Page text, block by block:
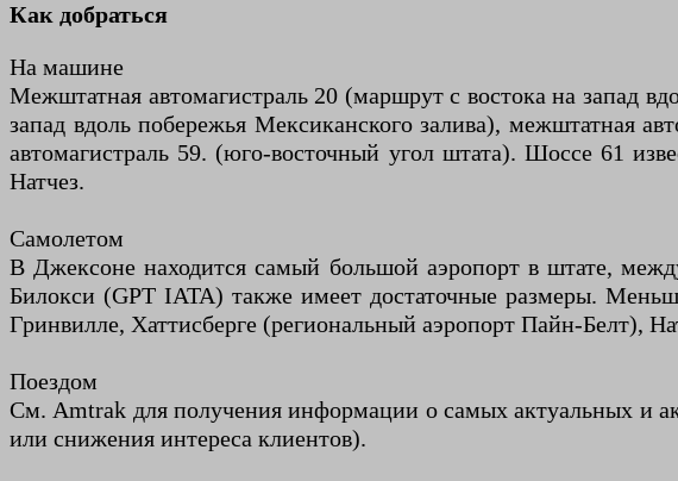
Как добраться
На машине
Межштатная автомагистраль 20 (маршрут с востока на запад
запад вдоль побережья Мексиканского залива), межштатная
автомагистраль 59. (юго-восточный угол штата). Шоссе 61
Натчез.
Самолетом
В Джексоне находится самый большой аэропорт в штате,
Билокси (GPT IATA) также имеет достаточные размеры.
Гринвилле, Хаттисберге (региональный аэропорт Пайн-Белт),
Поездом
См. Amtrak для получения информации о самых актуальных и
или снижения интереса клиентов).